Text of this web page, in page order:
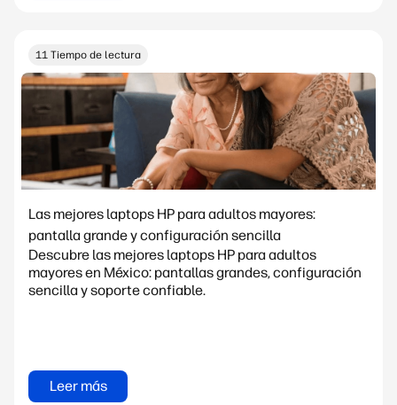
11 Tiempo de lectura
Las mejores laptops HP para adultos mayores:
pantalla grande y configuración sencilla
Descubre las mejores laptops HP para adultos
mayores en México: pantallas grandes, configuración
sencilla y soporte confiable.
Leer más